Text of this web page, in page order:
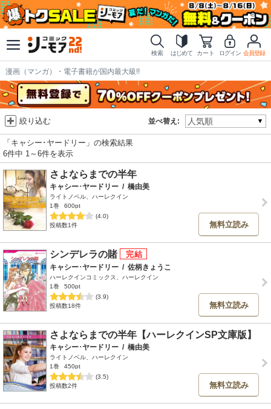
検索 はじめて カート ログイン 会員登録
漫画（マンガ）・電子書籍が国内最大級!!
並べ替え:
絞り込む
「キャシー･ヤードリー」の検索結果
6件中 1～6件を表示
さよならまでの半年
キャシー･ヤードリー / 橋由美
ライトノベル、ハーレクイン
1巻
600pt
(4.0)
投稿数1件
無料立読み
シンデレラの賭
キャシー･ヤードリー / 佐柄きょうこ
ハーレクインコミックス、ハーレクイン
1巻
500pt
(3.9)
投稿数18件
無料立読み
さよならまでの半年【ハーレクインSP文庫版】
キャシー･ヤードリー / 橋由美
ライトノベル、ハーレクイン
1巻
450pt
(3.5)
投稿数2件
無料立読み